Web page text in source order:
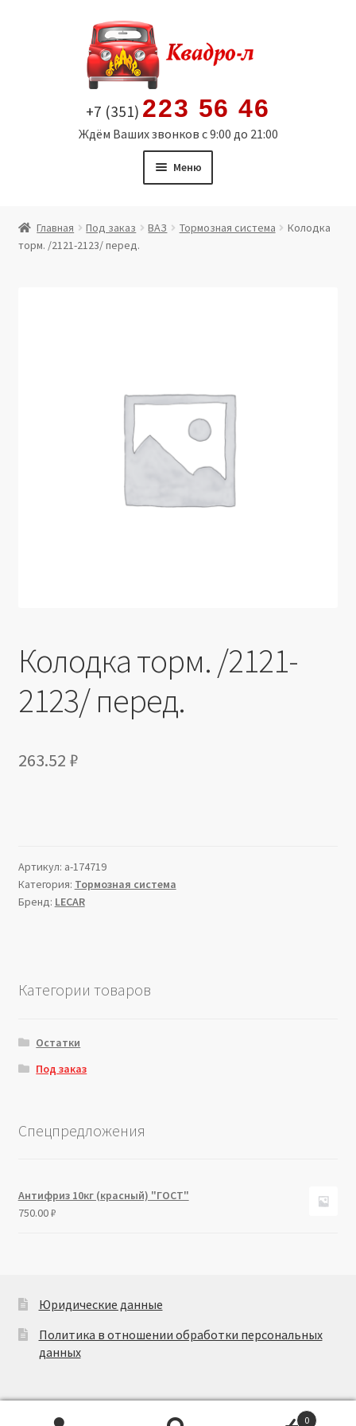
содержимому
+7 (351) 223 56 46
Ждём Ваших звонков с 9:00 до 21:00
Меню
Витрина
Юридические данные
Главная Под заказ ВАЗ Тормозная система
Колодка
торм. /2121-2123/ перед.
Колодка торм. /2121-
2123/ перед.
263.52 ₽
Артикул: a-174719
Категория: Тормозная система
Бренд: LECAR
Категории товаров
Остатки
Под заказ
Спецпредложения
Антифриз 10кг (красный) "ГОСТ"
750.00₽
Юридические данные
Политика в отношении обработки персональных
данных
0